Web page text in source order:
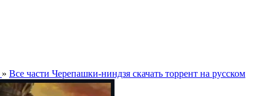
» Все части Черепашки-ниндзя скачать торрент на русском